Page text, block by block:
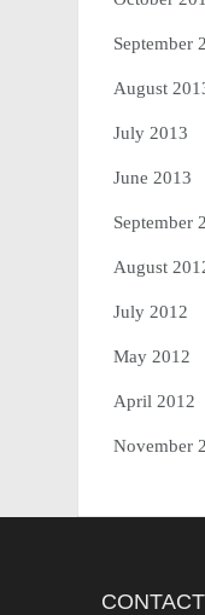
September
August
July 2013
June 2013
September
August
July 2012
May 2012
April 2012
November
CONTACT